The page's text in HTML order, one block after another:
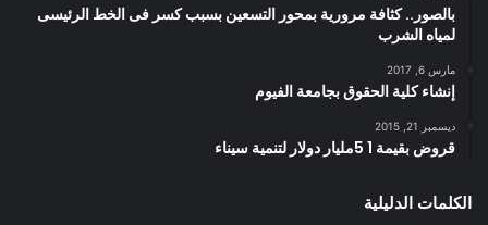
بالصور.. كثافة مرورية بمحور التسعين بسبب كسر فى الخط الرئيسى
لمياه الشرب
مارس 6, 2017
إنشاء كلية الحقوق بجامعة الفيوم
ديسمبر 21, 2015
قروض بقيمة 1 5مليار دولار لتنمية سيناء
الكلمات الدليلية